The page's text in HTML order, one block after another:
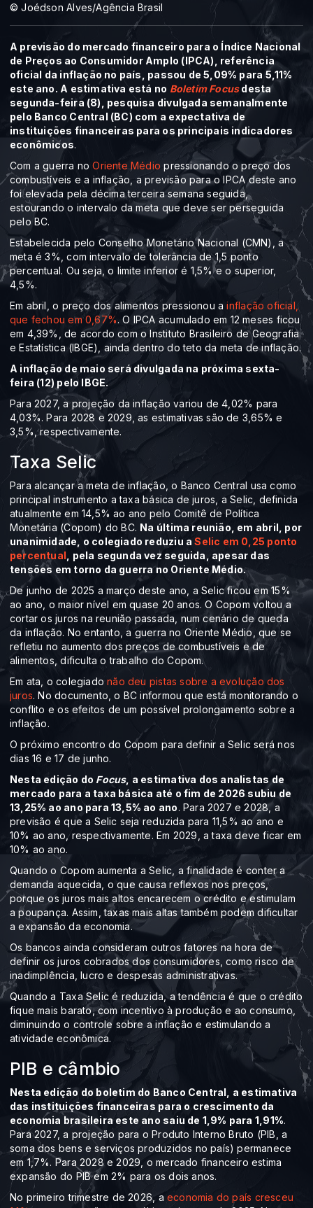
© Joédson Alves/Agência Brasil
A previsão do mercado financeiro para o Índice Nacional
de Preços ao Consumidor Amplo (IPCA), referência
oficial da inflação no país, passou de 5,09% para 5,11%
este ano. A estimativa está no Boletim Focusdesta
segunda-feira (8), pesquisa divulgada semanalmente
pelo Banco Central (BC) com a expectativa de
instituições financeiras para os principais indicadores
econômicos.
Com a guerra no Oriente Médio pressionando o preço dos
combustíveis e a inflação, a previsão para o IPCA deste ano
foi elevada pela décima terceira semana seguida,
estourando o intervalo da meta que deve ser perseguida
pelo BC.
Estabelecida pelo Conselho Monetário Nacional (CMN), a
meta é 3%, com intervalo de tolerância de 1,5 ponto
percentual. Ou seja, o limite inferior é 1,5% e o superior,
4,5%.
Em abril, o preço dos alimentos pressionou a inflação oficial,
que fechou em 0,67%. O IPCA acumulado em 12 meses ficou
em 4,39%, de acordo com o Instituto Brasileiro de Geografia
e Estatística (IBGE), ainda dentro do teto da meta de inflação.
A inflação de maio será divulgada na próxima sexta-
feira (12) pelo IBGE.
Para 2027, a projeção da inflação variou de 4,02% para
4,03%. Para 2028 e 2029, as estimativas são de 3,65% e
3,5%, respectivamente.
Taxa Selic
Para alcançar a meta de inflação, o Banco Central usa como
principal instrumento a taxa básica de juros, a Selic, definida
atualmente em 14,5% ao ano pelo Comitê de Política
Monetária (Copom) do BC. Na última reunião, em abril, por
unanimidade, o colegiado reduziu aSelic em 0,25 ponto
percentual , pela segunda vez seguida, apesar das
tensões em torno da guerra no Oriente Médio.
De junho de 2025 a março deste ano, a Selic ficou em 15%
ao ano, o maior nível em quase 20 anos. O Copom voltou a
cortar os juros na reunião passada, num cenário de queda
da inflação. No entanto, a guerra no Oriente Médio, que se
refletiu no aumento dos preços de combustíveis e de
alimentos, dificulta o trabalho do Copom.
Em ata, o colegiadonão deu pistas sobre a evolução dos
juros. No documento, o BC informou que está monitorando o
conflito e os efeitos de um possível prolongamento sobre a
inflação.
O próximo encontro do Copom para definir a Selic será nos
dias 16 e 17 de junho.
Nesta edição do Focus, a estimativa dos analistas de
mercado para a taxa básica até o fim de 2026 subiu de
13,25% ao ano para 13,5% ao ano. Para 2027 e 2028, a
previsão é que a Selic seja reduzida para 11,5% ao ano e
10% ao ano, respectivamente. Em 2029, a taxa deve ficar em
10% ao ano.
Quando o Copom aumenta a Selic, a finalidade é conter a
demanda aquecida, o que causa reflexos nos preços,
porque os juros mais altos encarecem o crédito e estimulam
a poupança. Assim, taxas mais altas também podem dificultar
a expansão da economia.
Os bancos ainda consideram outros fatores na hora de
definir os juros cobrados dos consumidores, como risco de
inadimplência, lucro e despesas administrativas.
Quando a Taxa Selic é reduzida, a tendência é que o crédito
fique mais barato, com incentivo à produção e ao consumo,
diminuindo o controle sobre a inflação e estimulando a
atividade econômica.
PIB e câmbio
Nesta edição do boletim do Banco Central, a estimativa
das instituições financeiras para o crescimento da
economia brasileira este ano saiu de 1,9% para 1,91%.
Para 2027, a projeção para o Produto Interno Bruto (PIB, a
soma dos bens e serviços produzidos no país) permanece
em 1,7%. Para 2028 e 2029, o mercado financeiro estima
expansão do PIB em 2% para os dois anos.
No primeiro trimestre de 2026, a economia do país cresceu ​